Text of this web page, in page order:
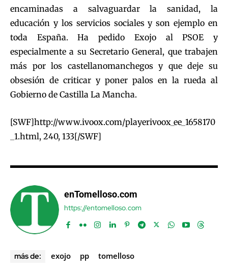
encaminadas a salvaguardar la sanidad, la
educación y los servicios sociales y son ejemplo en
toda España. Ha pedido Exojo al PSOE y
especialmente a su Secretario General, que trabajen
más por los castellanomanchegos y que deje su
obsesión de criticar y poner palos en la rueda al
Gobierno de Castilla La Mancha.
[SWF]http://www.ivoox.com/playerivoox_ee_1658170
_1.html, 240, 133[/SWF]
enTomelloso.com
https://entomelloso.com
más de: exojo pp tomelloso